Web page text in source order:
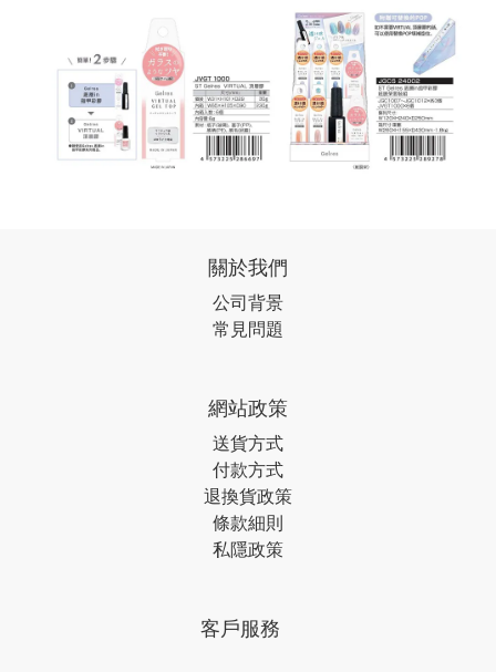
關於我們
公司背景
常見問題
網站政策
送貨方式
付款方式
退換貨政策
條款細則
私隱政策
客戶服務